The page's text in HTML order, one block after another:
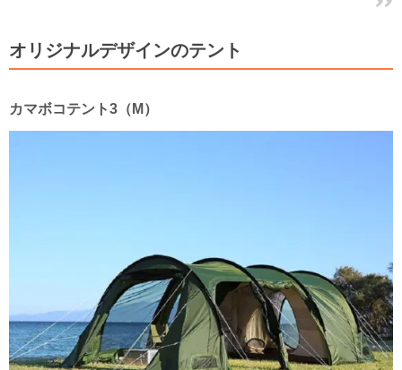
オリジナルデザインのテント
カマボコテント3（M ）